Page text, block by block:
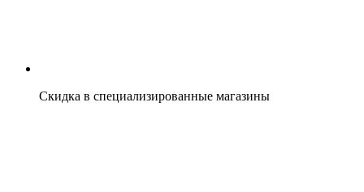
Скидка в специализированные магазины